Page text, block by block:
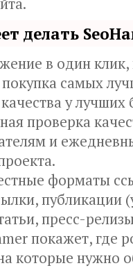
делать
в один клик,
покупка самых
у
проверка
и
форматы
публикации
пресс-
покажет, где
которые нужно